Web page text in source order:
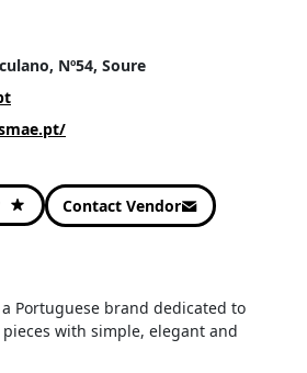
Nº54, Soure
Contact Vendor
Portuguese brand dedicated to
with simple, elegant and